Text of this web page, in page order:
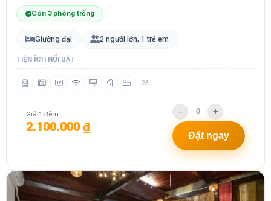
Còn 3 phòng trống
Giường đại 2 người lớn, 1 trẻ em
TIỆN ÍCH NỔI BẬT
+23
Giá 1 đêm
2.100.000 ₫
Đặt ngay